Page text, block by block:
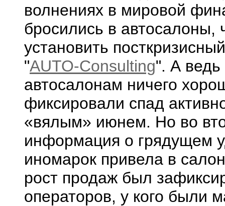
волнениях в мировой
бросились в автосалоны,
установить
"AUTO-Consulting". А
автосалонам ничего
фиксировали спад
«вялым» июнем. Но во
информация о грядущем
иномарок привела в
рост продаж был
операторов, у кого были